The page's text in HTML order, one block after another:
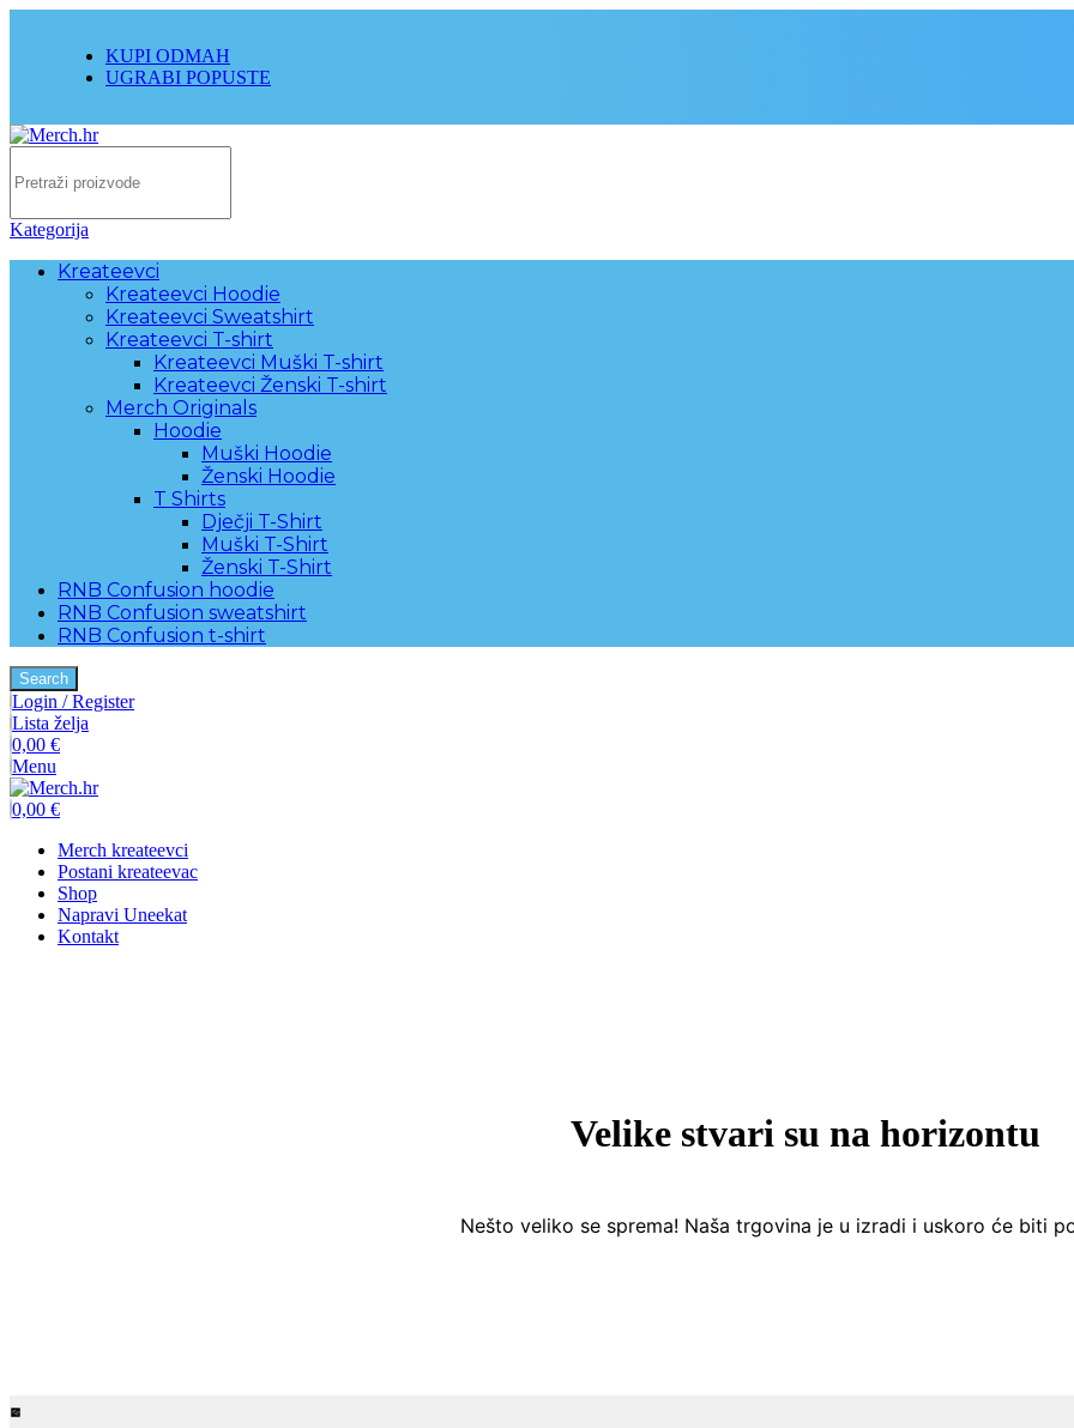
KUPI ODMAH
UGRABI POPUSTE
Kategorija
Kreateevci
Kreateevci Hoodie
Kreateevci Sweatshirt
Kreateevci T-shirt
Kreateevci Muški T-shirt
Kreateevci Ženski T-shirt
Merch Originals
Hoodie
Muški Hoodie
Ženski Hoodie
T Shirts
Dječji T-Shirt
Muški T-Shirt
Ženski T-Shirt
RNB Confusion hoodie
RNB Confusion sweatshirt
RNB Confusion t-shirt
Search
Login / Register
Lista želja
0,00 €
Menu
0,00 €
Merch kreateevci
Postani kreateevac
Shop
Napravi Uneekat
Kontakt
Velike stvari su na horizontu
Nešto veliko se sprema! Naša trgovina je u izradi i uskoro će biti